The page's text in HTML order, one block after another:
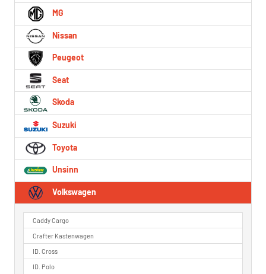
MG
Nissan
Peugeot
Seat
Skoda
Suzuki
Toyota
Unsinn
Volkswagen
Caddy Cargo
Crafter Kastenwagen
ID. Cross
ID. Polo